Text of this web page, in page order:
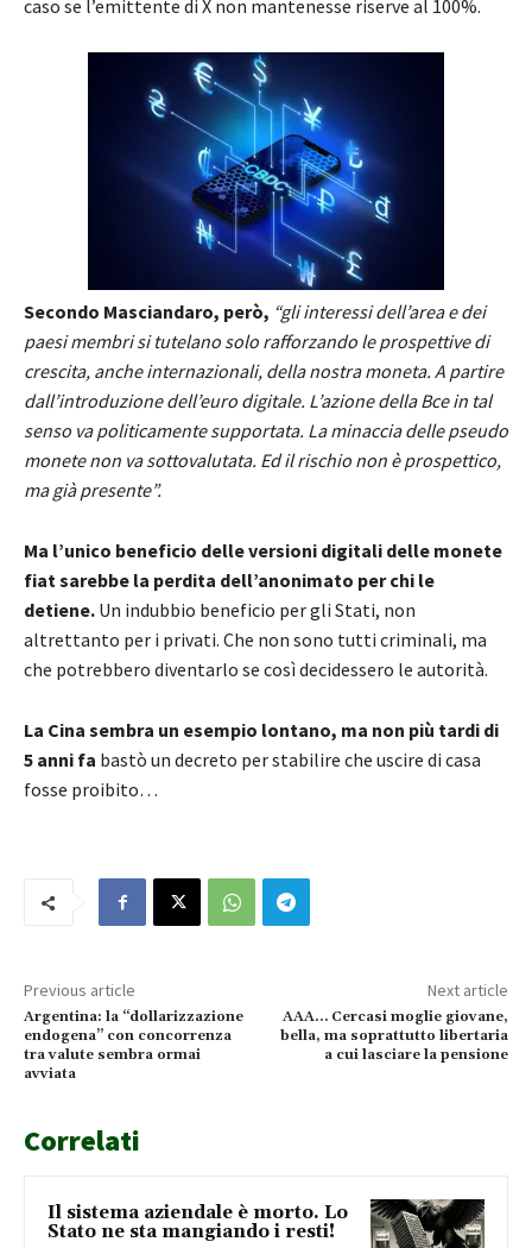
caso se l’emittente di X non mantenesse riserve al 100%.
Secondo Masciandaro, però, “gli interessi dell’area e dei
paesi membri si tutelano solo rafforzando le prospettive di
crescita, anche internazionali, della nostra moneta. A partire
dall’introduzione dell’euro digitale. L’azione della Bce in tal
senso va politicamente supportata. La minaccia delle pseudo
monete non va sottovalutata. Ed il rischio non è prospettico,
ma già presente”.
Ma l’unico beneficio delle versioni digitali delle monete
fiat sarebbe la perdita dell’anonimato per chi le
detiene. Un indubbio beneficio per gli Stati, non
altrettanto per i privati. Che non sono tutti criminali, ma
che potrebbero diventarlo se così decidessero le autorità.
La Cina sembra un esempio lontano, ma non più tardi di
5 anni fa bastò un decreto per stabilire che uscire di casa
fosse proibito…
Previous article
Argentina: la “dollarizzazione
endogena” con concorrenza
tra valute sembra ormai
avviata
Next article
AAA… Cercasi moglie giovane,
bella, ma soprattutto libertaria
a cui lasciare la pensione
Correlati
Il sistema aziendale è morto. Lo
Stato ne sta mangiando i resti!